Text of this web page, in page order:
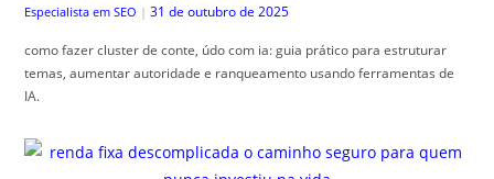
Especialista em SEO | 31 de outubro de 2025
como fazer cluster de conte, údo com ia: guia prático para estruturar
temas, aumentar autoridade e ranqueamento usando ferramentas de
IA.